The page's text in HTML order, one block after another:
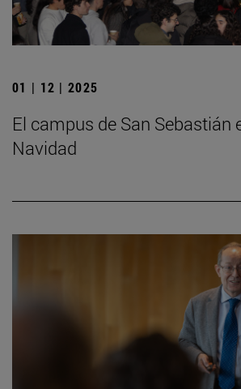
01 | 12 | 2025
El campus de San Sebastián
Navidad